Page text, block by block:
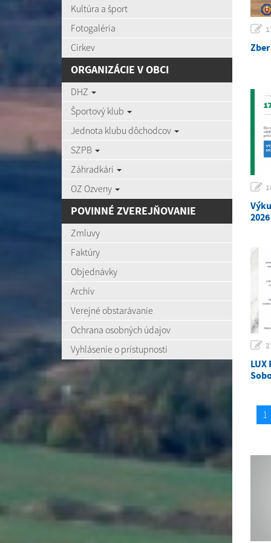
Kultúra a šport
Fotogaléria
Cirkev
ORGANIZÁCIE V OBCI
DHZ
Športový klub
Jednota klubu dôchodcov
SZPB
Záhradkári
OZ Ozveny
POVINNÉ ZVEREJŇOVANIE
Zmluvy
Faktúry
Objednávky
Archív
Verejné obstarávanie
Ochrana osobných údajov
Vyhlásenie o prístupnosti
2026
1